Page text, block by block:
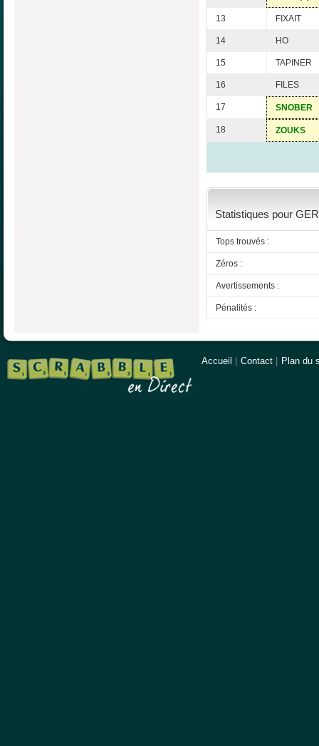
13 FIXAIT
14 HO
15 TAPINER
16 FILES
17 SNOBER
18 ZOUKS
Statistiques pour
Tops trouvés :
Zéros :
Avertissements :
Pénalités :
Accueil Contact Plan du